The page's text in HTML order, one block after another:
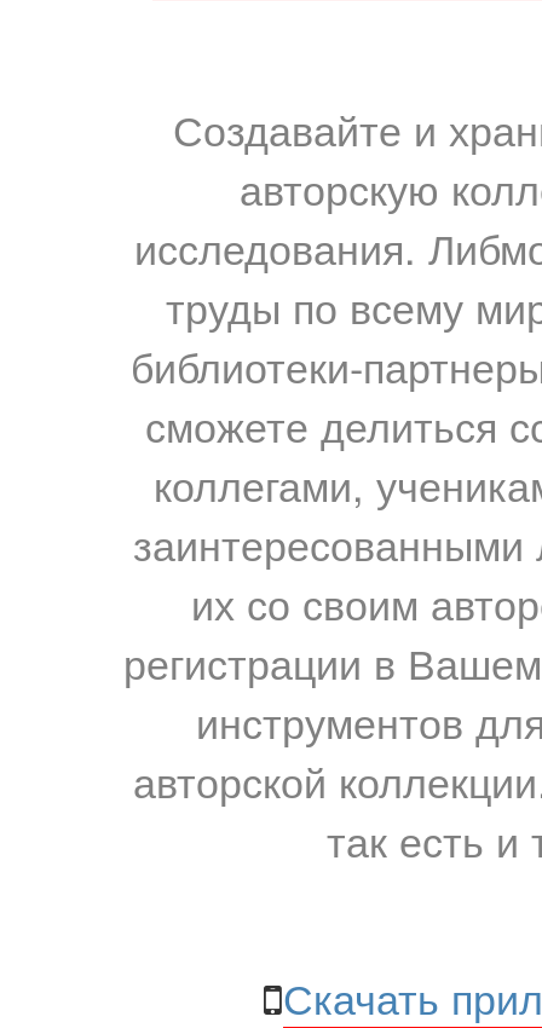
Создавайте и
авторскую
исследования.
труды по всему
библиотеки-
сможете делиться
коллегами,
их со своим
регистрации в
инструментов
авторской
так есть и
Скачать